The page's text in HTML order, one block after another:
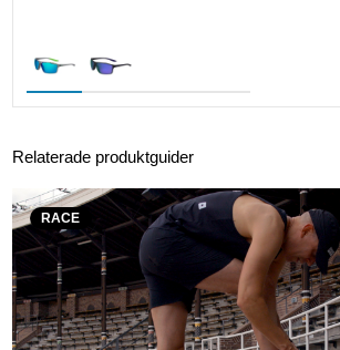
Relaterade produktguider
RACE